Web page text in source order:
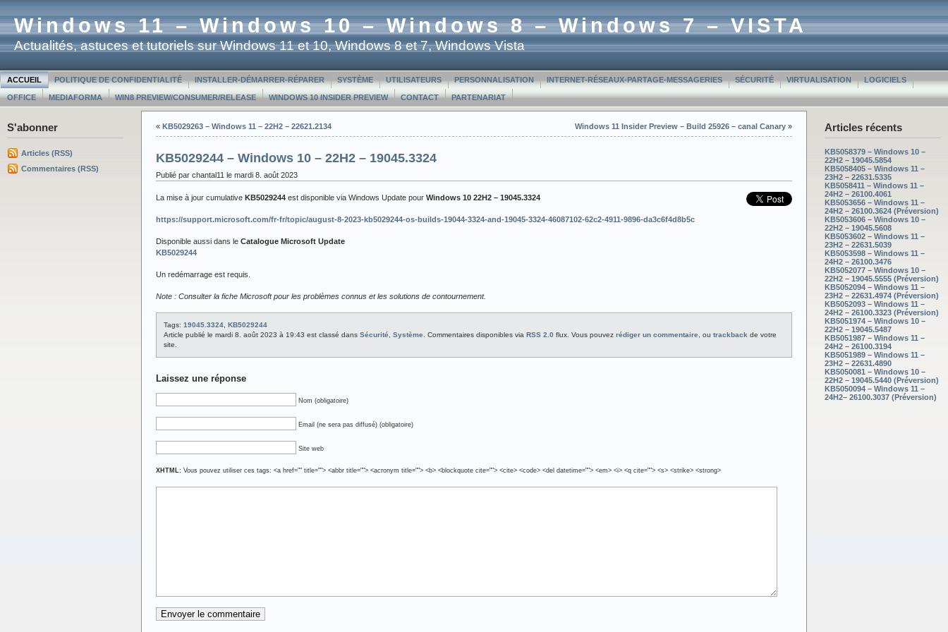
Windows 11 – Windows 10 – Windows 8 – Windows 7 – VISTA
Actualités, astuces et tutoriels sur Windows 11 et 10, Windows 8 et 7, Windows Vista
ACCUEIL POLITIQUE DE CONFIDENTIALITÉ INSTALLER-DÉMARRER-RÉPARER SYSTÈME UTILISATEURS PERSONNALISATION INTERNET-RÉSEAUX-PARTAGE-MESSAGERIES SÉCURITÉ VIRTUALISATION LOGICIELS
OFFICE MEDIAFORMA WIN8 PREVIEW/CONSUMER/RELEASE WINDOWS 10 INSIDER PREVIEW CONTACT PARTENARIAT
S'abonner
Articles (RSS)
Commentaires (RSS)
Articles récents
KB5058379 – Windows 10 –
22H2 – 19045.5854
KB5058405 – Windows 11 –
23H2 – 22631.5335
KB5058411 – Windows 11 –
24H2 – 26100.4061
KB5053656 – Windows 11 –
24H2 – 26100.3624 (Préversion)
KB5053606 – Windows 10 –
22H2 – 19045.5608
KB5053602 – Windows 11 –
23H2 – 22631.5039
KB5053598 – Windows 11 –
24H2 – 26100.3476
KB5052077 – Windows 10 –
22H2 – 19045.5555 (Préversion)
KB5052094 – Windows 11 –
23H2 – 22631.4974 (Préversion)
KB5052093 – Windows 11 –
24H2 – 26100.3323 (Préversion)
KB5051974 – Windows 10 –
22H2 – 19045.5487
KB5051987 – Windows 11 –
24H2 – 26100.3194
KB5051989 – Windows 11 –
23H2 – 22631.4890
KB5050081 – Windows 10 –
22H2 – 19045.5440 (Préversion)
KB5050094 – Windows 11 –
24H2– 26100.3037 (Préversion)
« KB5029263 – Windows 11 – 22H2 – 22621.2134 Windows 11 Insider Preview – Build 25926 – canal Canary »
KB5029244 – Windows 10 – 22H2 – 19045.3324
Publié par chantal11 le mardi 8. août 2023
La mise à jour cumulative KB5029244 est disponible via Windows Update pour Windows 10 22H2 – 19045.3324
https://support.microsoft.com/fr-fr/topic/august-8-2023-kb5029244-os-builds-19044-3324-and-19045-3324-46087102-62c2-4911-9896-da3c6f4d8b5c
Disponible aussi dans le Catalogue Microsoft Update
KB5029244
Un redémarrage est requis.
Note : Consulter la fiche Microsoft pour les problèmes connus et les solutions de contournement.
Tags: 19045.3324 KB5029244
Article publié le mardi 8. août 2023 à 19:43 est classé dans Sécurité Système . Commentaires disponibles via RSS 2.0 flux. Vous pouvez rédiger un commentaire , ou trackback de votre
site.
Laissez une réponse
Nom (obligatoire)
Email (ne sera pas diffusé) (obligatoire)
Site web
XHTML: Vous pouvez utiliser ces tags: <a href="" title=""> <abbr title=""> <acronym title=""> <b> <blockquote cite=""> <cite> <code> <del datetime=""> <em> <i> <q cite=""> <s> <strike> <strong>